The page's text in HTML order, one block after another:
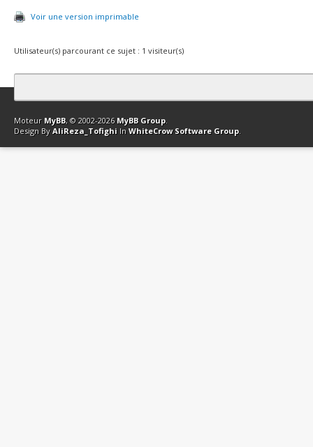
Voir une version imprimable
Utilisateur(s) parcourant ce sujet : 1 visiteur(s)
Contact Club Affiliation Retourner en haut Version bas-débit
Moteur MyBB, © 2002-2026 MyBB Group.
Design By AliReza_Tofighi In WhiteCrow Software Group.